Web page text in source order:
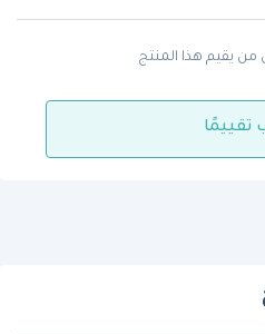
من يقيم هذا المنتج
تقييمًا